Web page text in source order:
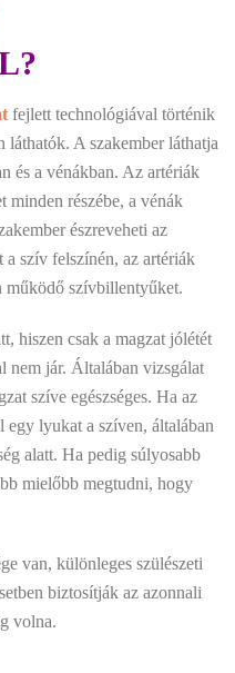
fejlett technológiával történik
láthatók. A szakember láthatja
és a vénákban. Az artériák
minden részébe, a vénák
észreveheti az
a szív felszínén, az artériák
működő szívbillentyűket.
hiszen csak a magzat jólétét
nem jár. Általában vizsgálat
szíve egészséges. Ha az
egy lyukat a szíven, általában
alatt. Ha pedig súlyosabb
mielőbb megtudni, hogy
van, különleges szülészeti
biztosítják az azonnali
volna.